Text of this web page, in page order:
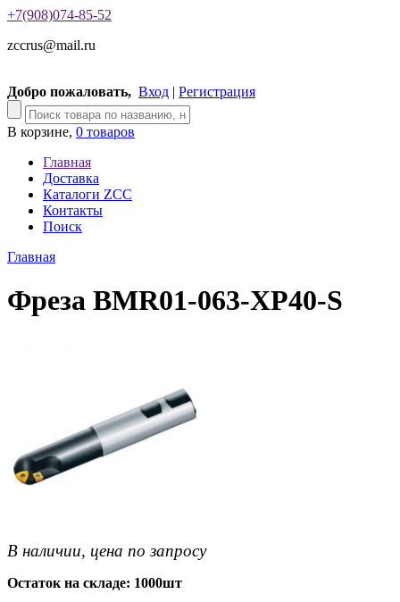
+7(908)074-85-52
zccrus@mail.ru
Добро пожаловать, Вход | Регистрация
В корзине, 0 товаров
Главная
Доставка
Каталоги ZCC
Контакты
Поиск
Главная
Фреза BMR01-063-XP40-S
В наличии, цена по запросу
Остаток на складе: 1000шт